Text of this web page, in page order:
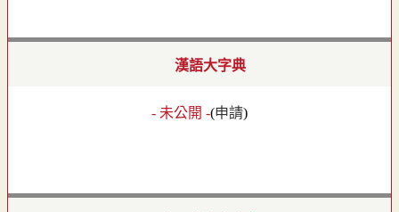
漢語大字典
- 未公開 -(申請)